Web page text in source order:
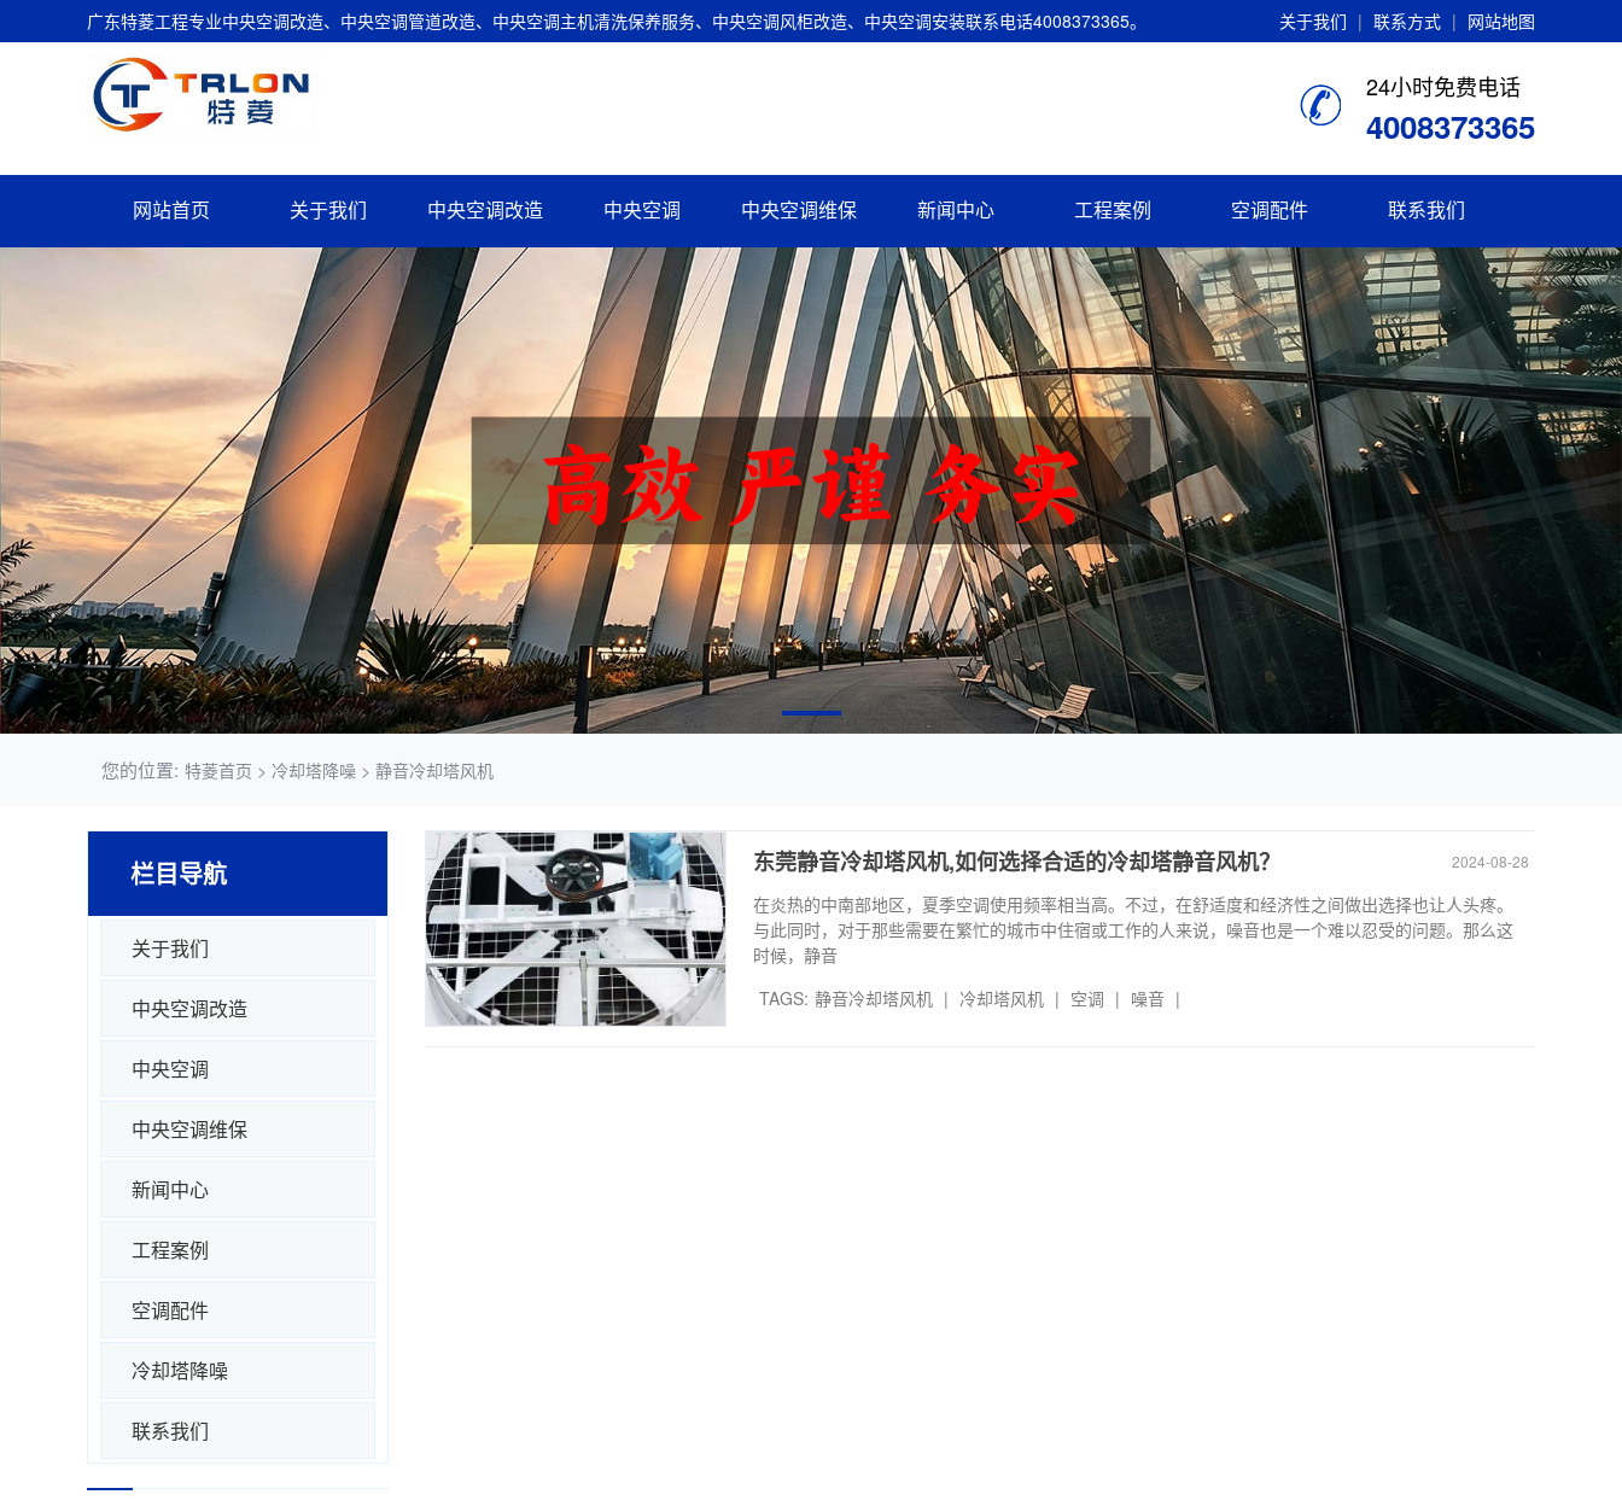
关于我们 | 联系方式 | 网站地图
广东特菱工程专业中央空调改造、中央空调管道改造、中央空调主机清洗保养服务、中央空调风柜改造、中央空调安装联系电话4008373365。
24小时免费电话
4008373365
网站首页 关于我们 中央空调改造 中央空调 中央空调维保 新闻中心 工程案例 空调配件 联系我们
您的位置: 特菱首页 > 冷却塔降噪 > 静音冷却塔风机
栏目导航
关于我们
中央空调改造
中央空调
中央空调维保
新闻中心
工程案例
空调配件
冷却塔降噪
联系我们
东莞静音冷却塔风机,如何选择合适的冷却塔静音风机？ 2024-08-28
在炎热的中南部地区，夏季空调使用频率相当高。不过，在舒适度和经济性之间做出选择也让人头疼。
与此同时，对于那些需要在繁忙的城市中住宿或工作的人来说，噪音也是一个难以忍受的问题。那么这
时候，静音
TAGS: 静音冷却塔风机 | 冷却塔风机 | 空调 | 噪音 |